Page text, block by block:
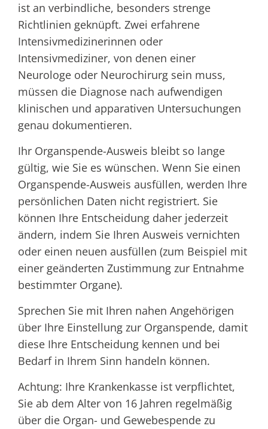
ist an verbindliche, besonders strenge
Richtlinien geknüpft. Zwei erfahrene
Intensivmedizinerinnen oder
Intensivmediziner, von denen einer
Neurologe oder Neurochirurg sein muss,
müssen die Diagnose nach aufwendigen
klinischen und apparativen Untersuchungen
genau dokumentieren.
Ihr Organspende-Ausweis bleibt so lange
gültig, wie Sie es wünschen. Wenn Sie einen
Organspende-Ausweis ausfüllen, werden Ihre
persönlichen Daten nicht registriert. Sie
können Ihre Entscheidung daher jederzeit
ändern, indem Sie Ihren Ausweis vernichten
oder einen neuen ausfüllen (zum Beispiel mit
einer geänderten Zustimmung zur Entnahme
bestimmter Organe).
Sprechen Sie mit Ihren nahen Angehörigen
über Ihre Einstellung zur Organspende, damit
diese Ihre Entscheidung kennen und bei
Bedarf in Ihrem Sinn handeln können.
Achtung: Ihre Krankenkasse ist verpflichtet,
Sie ab dem Alter von 16 Jahren regelmäßig
über die Organ- und Gewebespende zu